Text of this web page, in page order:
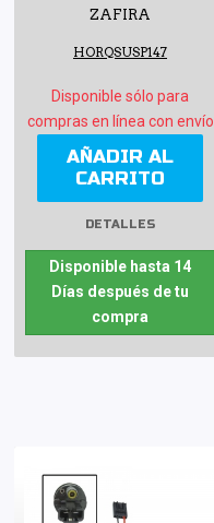
ZAFIRA
HORQSUSP147
Disponible sólo para
compras en línea con envío
AÑADIR AL
CARRITO
DETALLES
Disponible hasta 14
Días después de tu
compra